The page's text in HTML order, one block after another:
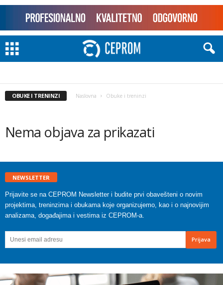
OBUKE I TRENINZI Naslovna Obuke i treninzi
Nema objava za prikazati
NEWSLETTER
Prijavite se na CEPROM Newsletter i budite prvi obavešteni o novim
projektima, treninzima i obukama koje organizujemo, kao i o najnovijim
analizama, događajima i vestima iz CEPROM-a.